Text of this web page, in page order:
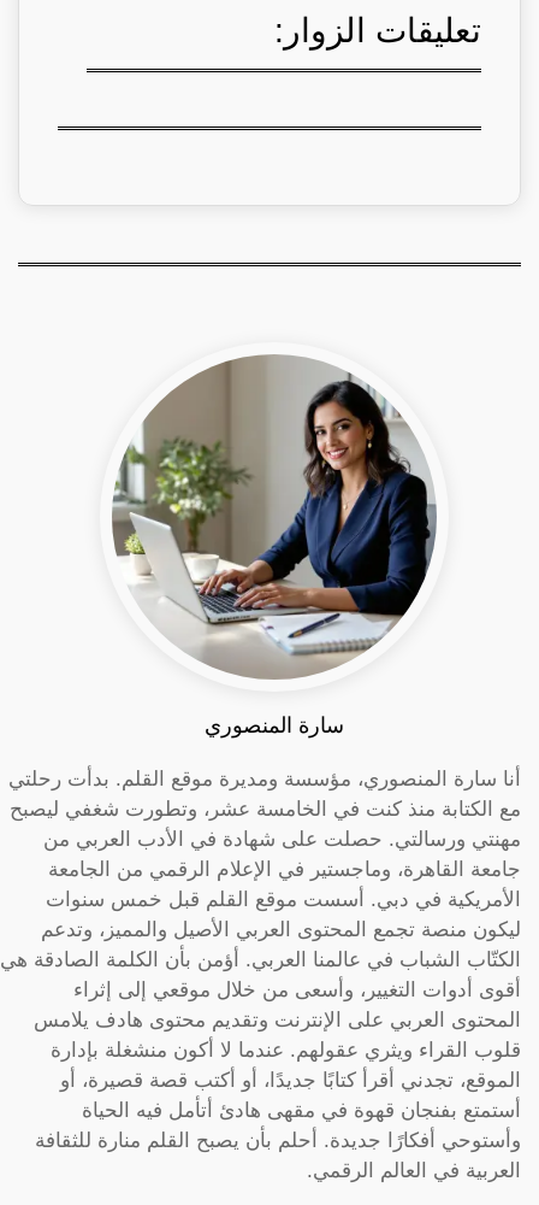
تعليقات الزوار:
سارة المنصوري
أنا سارة المنصوري، مؤسسة ومديرة موقع القلم. بدأت رحلتي
مع الكتابة منذ كنت في الخامسة عشر، وتطورت شغفي ليصبح
مهنتي ورسالتي. حصلت على شهادة في الأدب العربي من
جامعة القاهرة، وماجستير في الإعلام الرقمي من الجامعة
الأمريكية في دبي. أسست موقع القلم قبل خمس سنوات
ليكون منصة تجمع المحتوى العربي الأصيل والمميز، وتدعم
الكتّاب الشباب في عالمنا العربي. أؤمن بأن الكلمة الصادقة هي
أقوى أدوات التغيير، وأسعى من خلال موقعي إلى إثراء
المحتوى العربي على الإنترنت وتقديم محتوى هادف يلامس
قلوب القراء ويثري عقولهم. عندما لا أكون منشغلة بإدارة
الموقع، تجدني أقرأ كتابًا جديدًا، أو أكتب قصة قصيرة، أو
أستمتع بفنجان قهوة في مقهى هادئ أتأمل فيه الحياة
وأستوحي أفكارًا جديدة. أحلم بأن يصبح القلم منارة للثقافة
العربية في العالم الرقمي.